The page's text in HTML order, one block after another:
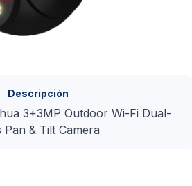
Descripción
3+3MP Outdoor Wi-Fi Dual-
Pan & Tilt Camera